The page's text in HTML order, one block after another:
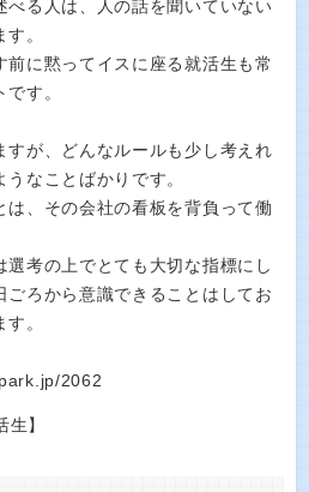
べる人は、人の話を聞いていない
。
前に黙ってイスに座る就活生も常
す。
すが、どんなルールも少し考えれ
なことばかりです。
は、その会社の看板を背負って働
考の上でとても大切な指標にし
ごろから意識できることはしてお
。
2062